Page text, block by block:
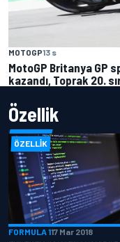
MOTOGP13 s
MotoGP Britanya GP
kazandı, Toprak 20.
Özellik
ÖZELLIK
FORMULA 117 Mar 2018